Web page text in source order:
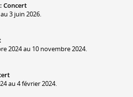
: Concert
3 juin 2026.
2024 au 10 novembre 2024.
au 4 février 2024.